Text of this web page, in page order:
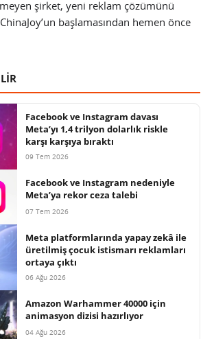
şirket, yeni reklam çözümünü
başlamasından hemen önce
Facebook ve Instagram davası
Meta’yı 1,4 trilyon dolarlık riskle
karşı karşıya bıraktı
09 Tem 2026
Facebook ve Instagram nedeniyle
Meta’ya rekor ceza talebi
07 Tem 2026
Meta platformlarında yapay zekâ ile
üretilmiş çocuk istismarı reklamları
ortaya çıktı
06 Ağu 2026
Amazon Warhammer 40000 için
animasyon dizisi hazırlıyor
04 Ağu 2026